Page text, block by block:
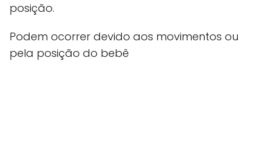
posição.
Podem ocorrer devido aos movimentos ou
pela posição do bebê